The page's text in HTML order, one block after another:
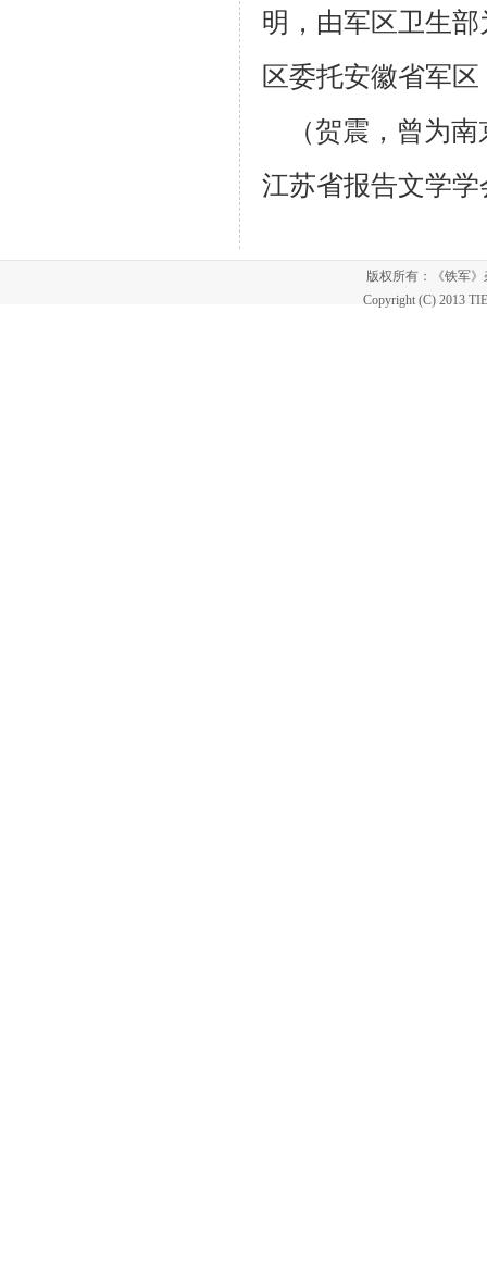
明，由军区卫生部
区委托安徽省军
（贺震，曾为
江苏省报告文学
版权所有：《铁军
Copyright (C) 2013